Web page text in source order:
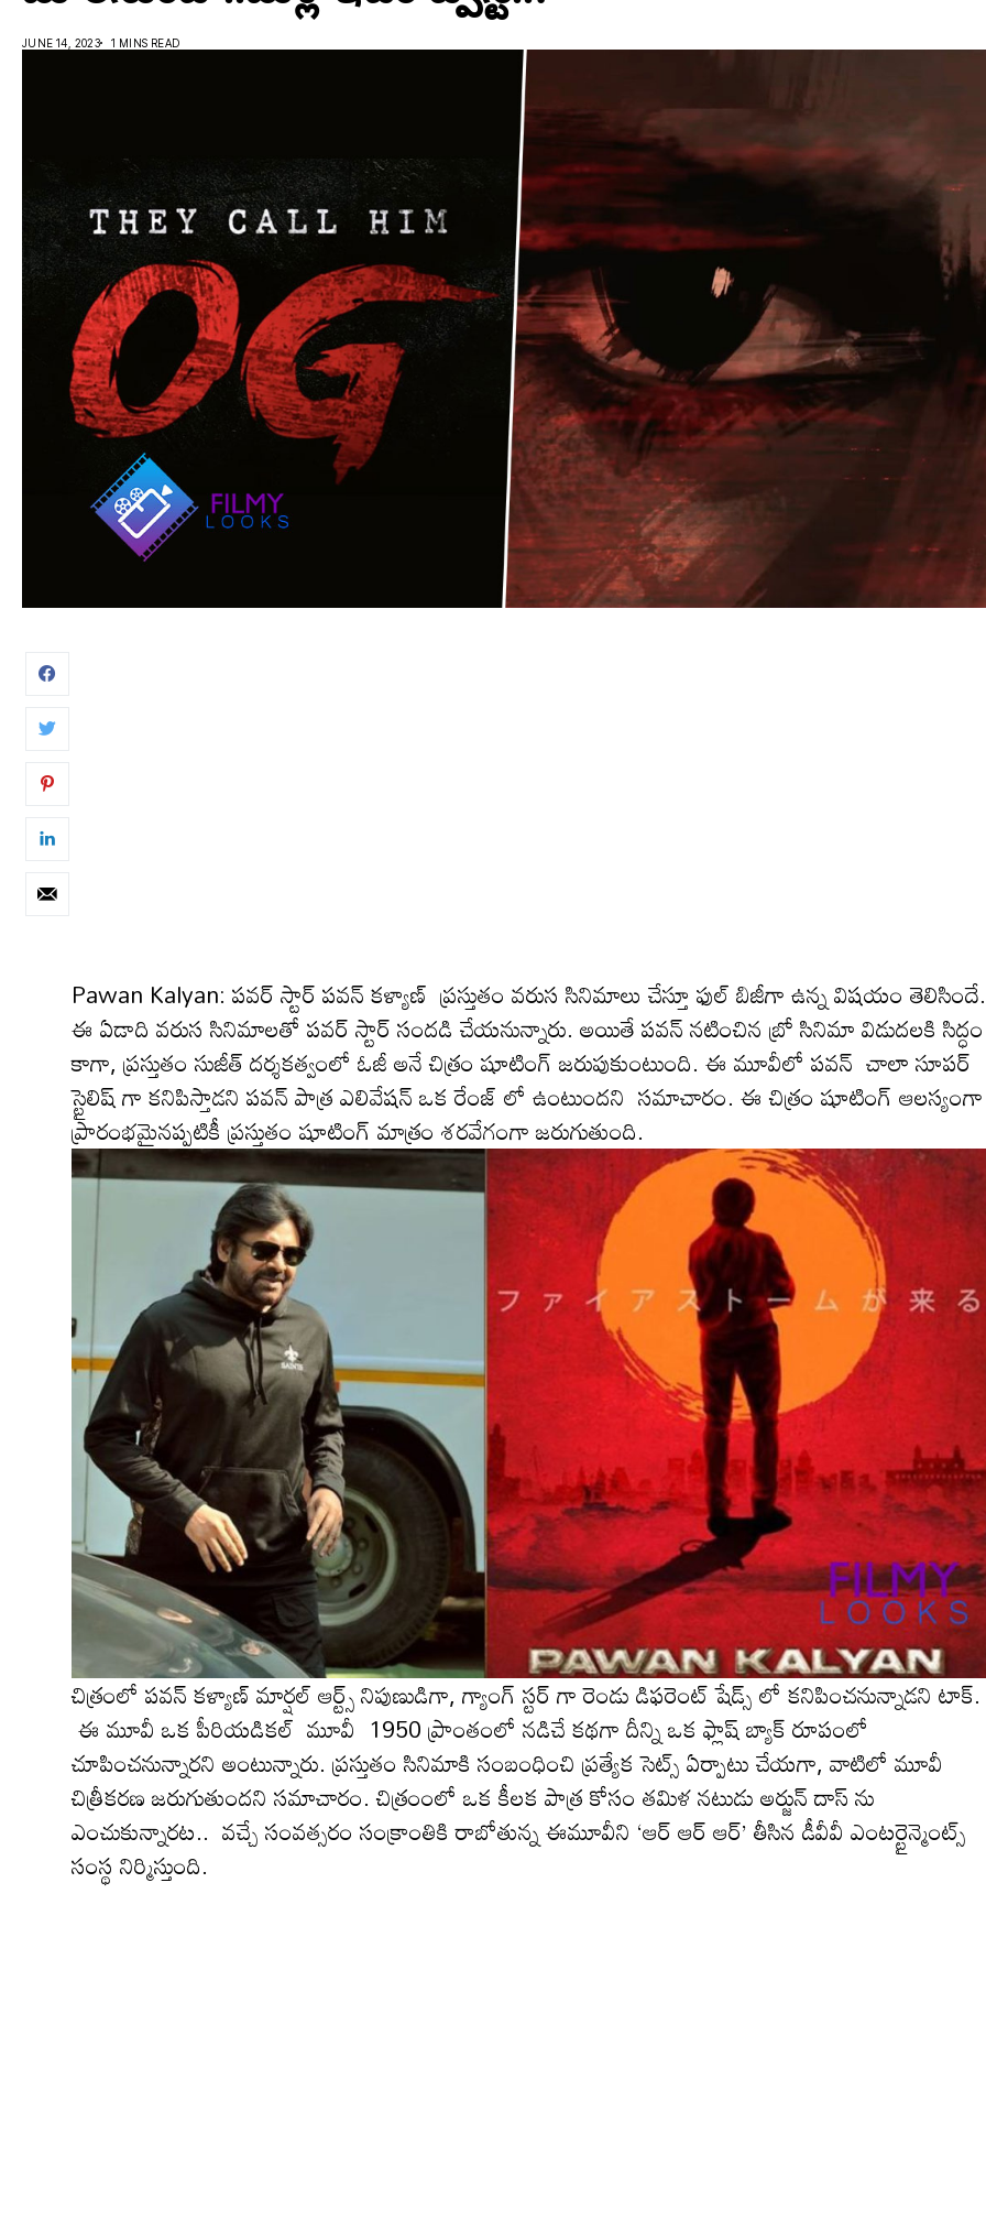
JUNE 14, 2023 1 MINS READ
Pawan Kalyan: ప‌వ‌ర్ స్టార్ ప‌వ‌న్ క‌ళ్యాణ్ ప్ర‌స్తుతం వ‌రుస సినిమాలు చేస్తూ ఫుల్ బిజీగా ఉన్న విష‌యం తెలిసిందే.
ఈ ఏడాది వ‌రుస సినిమాల‌తో ప‌వ‌ర్ స్టార్ సంద‌డి చేయ‌నున్నారు. అయితే ప‌వ‌న్ న‌టించిన బ్రో సినిమా విడుద‌ల‌కి సిద్ధం
కాగా, ప్ర‌స్తుతం సుజీత్ ద‌ర్శ‌క‌త్వంలో ఓజీ అనే చిత్రం షూటింగ్ జ‌రుపుకుంటుంది. ఈ మూవీలో పవన్ చాలా సూపర్
స్టైలిష్ గా కనిపిస్తాడని పవన్ పాత్ర ఎలివేషన్ ఒక రేంజ్ లో ఉంటుందని స‌మాచారం. ఈ చిత్రం షూటింగ్ ఆల‌స్యంగా
ప్రారంభ‌మైన‌ప్ప‌టికీ ప్ర‌స్తుతం షూటింగ్ మాత్రం శ‌ర‌వేగంగా జ‌రుగుతుంది.
చిత్రంలో పవన్ క‌ళ్యాణ్ మార్షల్ ఆర్ట్స్ నిపుణుడిగా, గ్యాంగ్‌ స్టర్‌ గా రెండు డిఫరెంట్ షేడ్స్ లో కనిపించ‌నున్నాడ‌ని టాక్.
ఈ మూవీ ఒక పీరియడికల్ మూవీ 1950 ప్రాంతంలో నడిచే కథగా దీన్ని ఒక ఫ్లాష్ బ్యాక్ రూపంలో
చూపించ‌నున్నార‌ని అంటున్నారు. ప్ర‌స్తుతం సినిమాకి సంబంధించి ప్ర‌త్యేక సెట్స్ ఏర్పాటు చేయ‌గా, వాటిలో మూవీ
చిత్రీక‌ర‌ణ జ‌రుగుతుంద‌ని స‌మాచారం. చిత్రంంలో ఒక కీలక పాత్ర కోసం తమిళ నటుడు అర్జున్ దాస్‌ ను
ఎంచుకున్నార‌ట‌.. వచ్చే సంవత్సరం సంక్రాంతికి రాబోతున్న ఈమూవీని ‘ఆర్ ఆర్ ఆర్’ తీసిన డీవీవీ ఎంటర్టైన్మెంట్స్
సంస్థ నిర్మిస్తుంది.